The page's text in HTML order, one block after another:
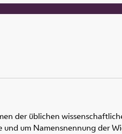
der üblichen
um Namensnennung der